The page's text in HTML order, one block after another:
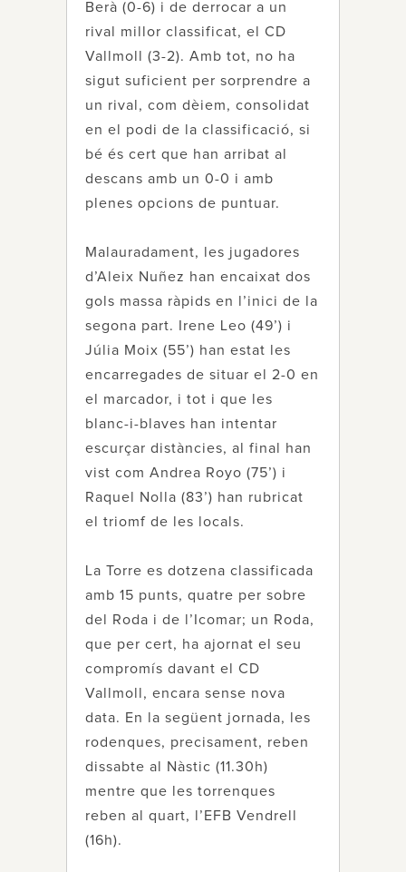
Berà (0-6) i de derrocar a un
rival millor classificat, el CD
Vallmoll (3-2). Amb tot, no ha
sigut suficient per sorprendre a
un rival, com dèiem, consolidat
en el podi de la classificació, si
bé és cert que han arribat al
descans amb un 0-0 i amb
plenes opcions de puntuar.
Malauradament, les jugadores
d’Aleix Nuñez han encaixat dos
gols massa ràpids en l’inici de la
segona part. Irene Leo (49’) i
Júlia Moix (55’) han estat les
encarregades de situar el 2-0 en
el marcador, i tot i que les
blanc-i-blaves han intentar
escurçar distàncies, al final han
vist com Andrea Royo (75’) i
Raquel Nolla (83’) han rubricat
el triomf de les locals.
La Torre es dotzena classificada
amb 15 punts, quatre per sobre
del Roda i de l’Icomar; un Roda,
que per cert, ha ajornat el seu
compromís davant el CD
Vallmoll, encara sense nova
data. En la següent jornada, les
rodenques, precisament, reben
dissabte al Nàstic (11.30h)
mentre que les torrenques
reben al quart, l’EFB Vendrell
(16h).